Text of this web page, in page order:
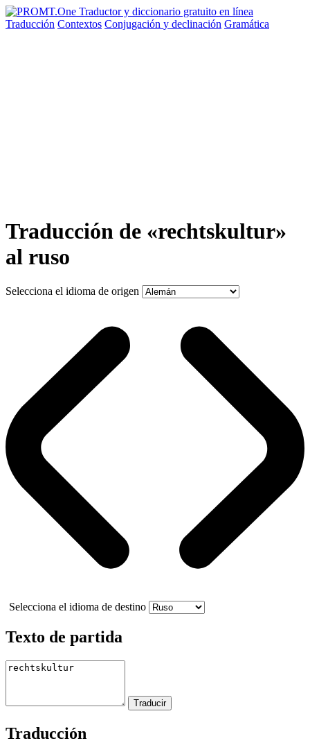
Traducción Contextos Conjugación y declinación Gramática
Traducción de «rechtskultur»
al ruso
Selecciona el idioma de origen
Selecciona el idioma de destino
Texto de partida
Traducción